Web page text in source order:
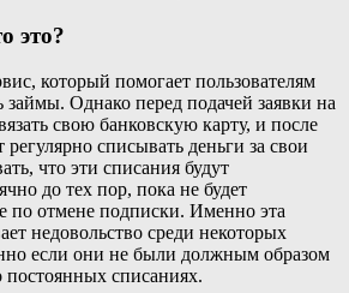
это?
который помогает пользователям
займы. Однако перед подачей заявки на
свою банковскую карту, и после
регулярно списывать деньги за свои
что эти списания будут
до тех пор, пока не будет
по отмене подписки. Именно эта
недовольство среди некоторых
если они не были должным образом
списаниях.